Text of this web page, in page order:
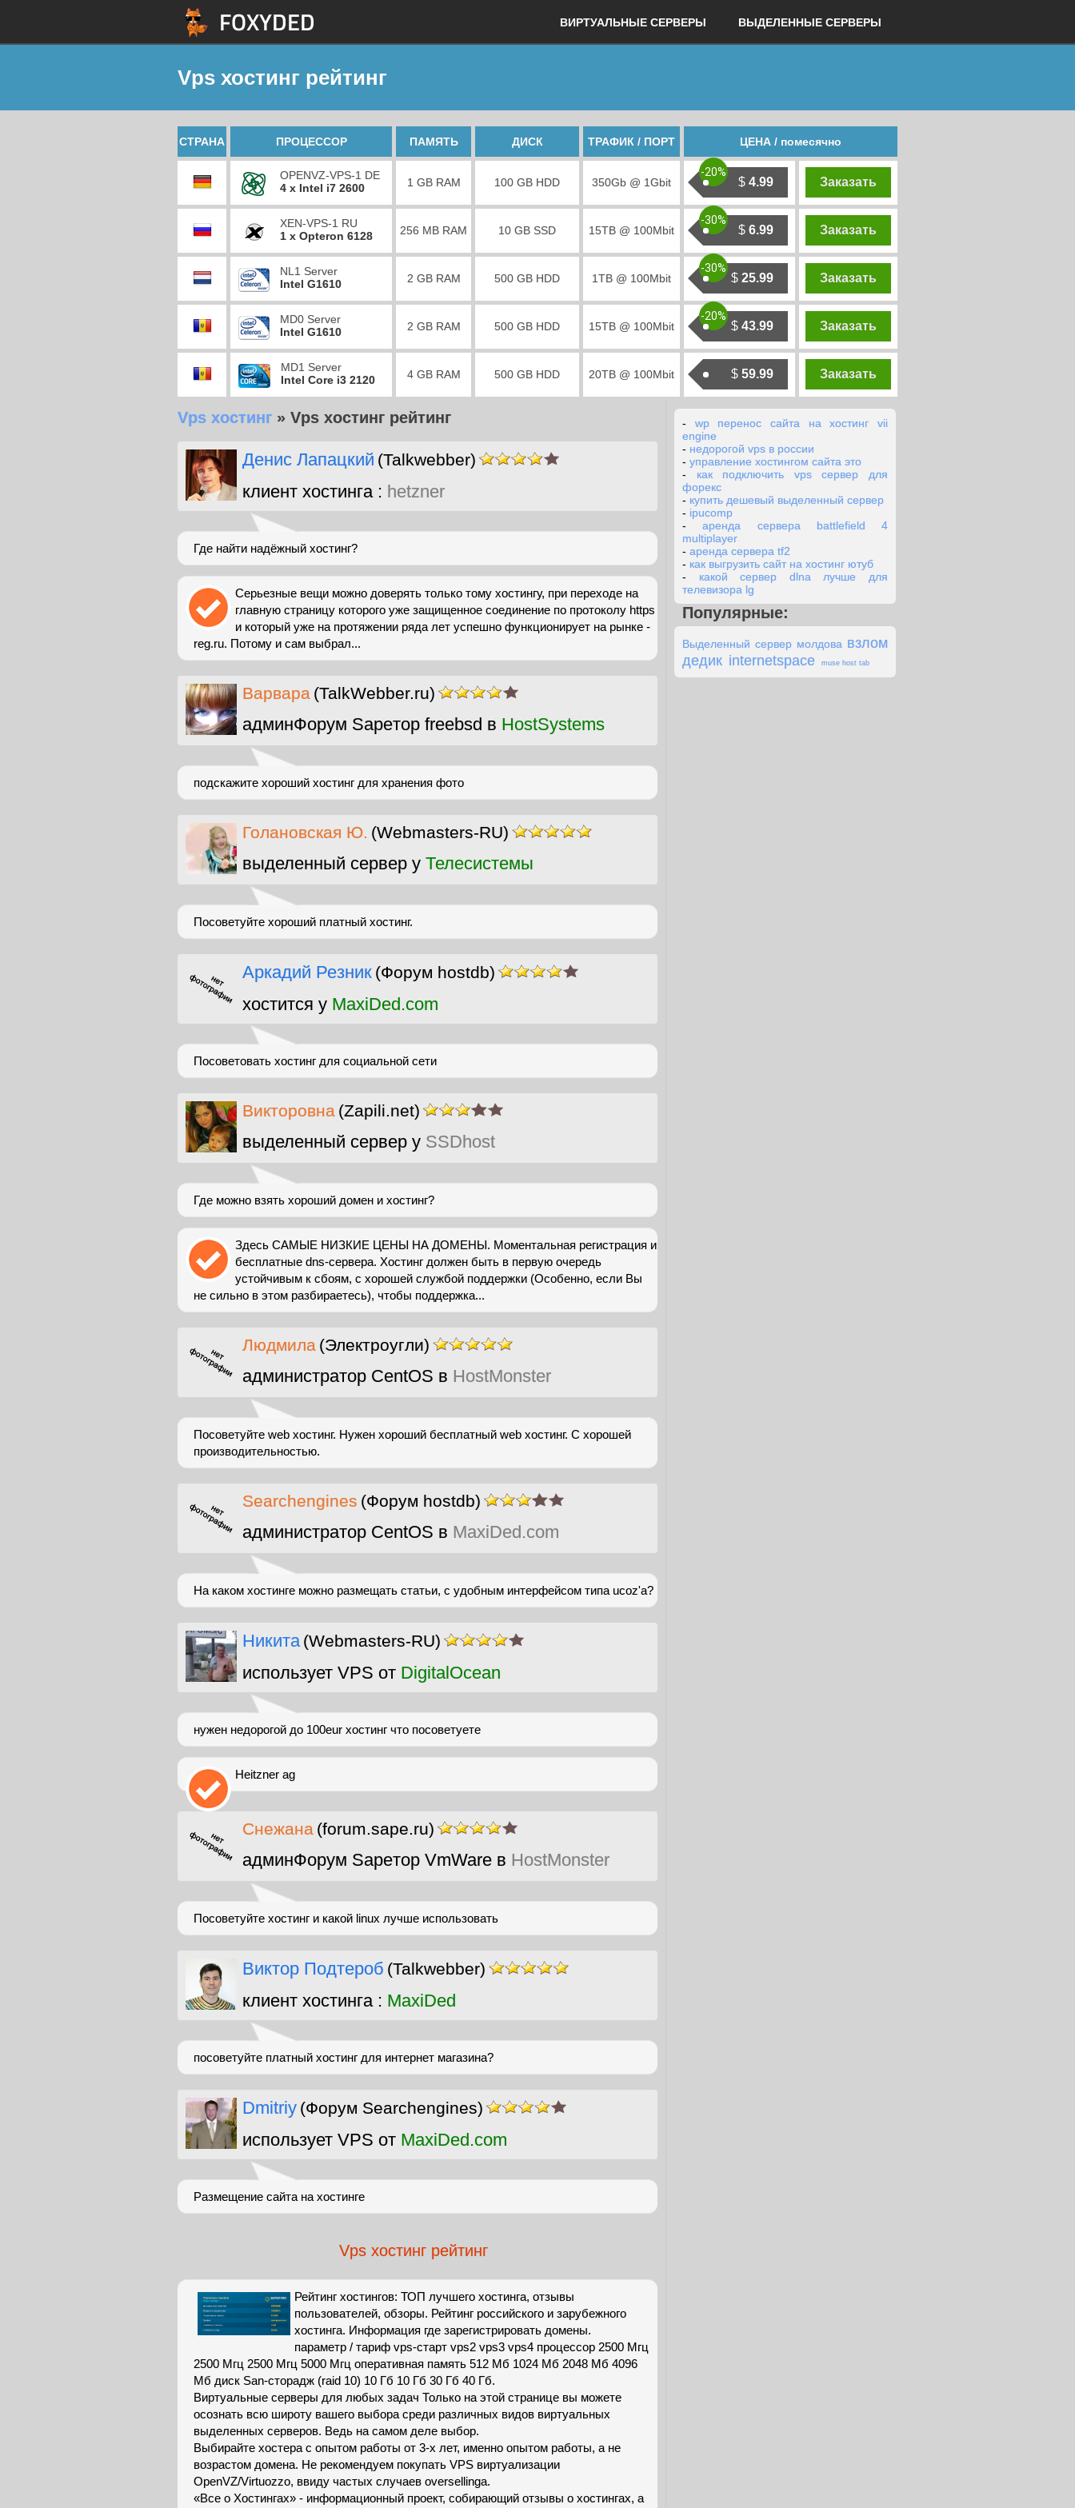
ВИРТУАЛЬНЫЕ СЕРВЕРЫ ВЫДЕЛЕННЫЕ СЕРВЕРЫ
Vps хостинг рейтинг
СТРАНА ПРОЦЕССОР ПАМЯТЬ ДИСК ТРАФИК / ПОРТ ЦЕНА / помесячно
OPENVZ-VPS-1 DE
4 x Intel i7 2600
1 GB RAM 100 GB HDD 350Gb @ 1Gbit $ 4.99
-20%
Заказать
XEN-VPS-1 RU
1 x Opteron 6128
256 MB RAM 10 GB SSD 15TB @ 100Mbit $ 6.99
-30%
Заказать
NL1 Server
Intel G1610
2 GB RAM 500 GB HDD 1TB @ 100Mbit $ 25.99
-30%
Заказать
MD0 Server
Intel G1610
2 GB RAM 500 GB HDD 15TB @ 100Mbit $ 43.99
-20%
Заказать
MD1 Server
Intel Core i3 2120
4 GB RAM 500 GB HDD 20TB @ 100Mbit $ 59.99 Заказать
Vps хостинг » Vps хостинг рейтинг
Денис Лапацкий (Talkwebber)
клиент хостинга : hetzner
Где найти надёжный хостинг?
Серьезные вещи можно доверять только тому хостингу, при переходе на
главную страницу которого уже защищенное соединение по протоколу https
и который уже на протяжении ряда лет успешно функционирует на рынке -
reg.ru. Потому и сам выбрал...
Варвара (TalkWebber.ru)
админФорум Sapeтор freebsd в HostSystems
подскажите хороший хостинг для хранения фото
Голановская Ю. (Webmasters-RU)
выделенный сервер у Телесистемы
Посоветуйте хороший платный хостинг.
Аркадий Резник (Форум hostdb)
хостится у MaxiDed.com
Посоветовать хостинг для социальной сети
Викторовна (Zapili.net)
выделенный сервер у SSDhost
Где можно взять хороший домен и хостинг?
Здесь САМЫЕ НИЗКИЕ ЦЕНЫ НА ДОМЕНЫ. Моментальная регистрация и
бесплатные dns-сервера. Хостинг должен быть в первую очередь
устойчивым к сбоям, с хорошей службой поддержки (Особенно, если Вы
не сильно в этом разбираетесь), чтобы поддержка...
Людмила (Электроугли)
администратор CentOS в HostMonster
Посоветуйте web хостинг. Нужен хороший бесплатный web хостинг. С хорошей
производительностью.
Searchengines (Форум hostdb)
администратор CentOS в MaxiDed.com
На каком хостинге можно размещать статьи, с удобным интерфейсом типа ucoz'a?
Никита (Webmasters-RU)
использует VPS от DigitalOcean
нужен недорогой до 100eur хостинг что посоветуете
Heitzner ag
Снежана (forum.sape.ru)
админФорум Sapeтор VmWare в HostMonster
Посоветуйте хостинг и какой linux лучше использовать
Виктор Подтероб (Talkwebber)
клиент хостинга : MaxiDed
посоветуйте платный хостинг для интернет магазина?
Dmitriy (Форум Searchengines)
использует VPS от MaxiDed.com
Размещение сайта на хостинге
Vps хостинг рейтинг
Рейтинг хостингов: ТОП лучшего хостинга, отзывы
пользователей, обзоры. Рейтинг российского и зарубежного
хостинга. Информация где зарегистрировать домены.
параметр / тариф vps-старт vps2 vps3 vps4 процессор 2500 Мгц
2500 Мгц 2500 Мгц 5000 Мгц оперативная память 512 Мб 1024 Мб 2048 Мб 4096
Мб диск San-сторадж (raid 10) 10 Гб 10 Гб 30 Гб 40 Гб.
Виртуальные серверы для любых задач Только на этой странице вы можете
осознать всю широту вашего выбора среди различных видов виртуальных
выделенных серверов. Ведь на самом деле выбор.
Выбирайте хостера с опытом работы от 3-х лет, именно опытом работы, а не
возрастом домена. Не рекомендуем покупать VPS виртуализации
OpenVZ/Virtuozzo, ввиду частых случаев oversellinga.
«Все о Хостингах» - информационный проект, собирающий отзывы о хостингах, а
- wp перенос сайта на хостинг vii
engine
- недорогой vps в россии
- управление хостингом сайта это
- как подключить vps сервер для
форекс
- купить дешевый выделенный сервер
- ipucomp
-аренда сервера battlefield 4
multiplayer
- аренда сервера tf2
- как выгрузить сайт на хостинг ютуб
- какой сервер dlna лучше для
телевизора lg
Популярные:
Выделенный сервер молдова взлом
дедик internetspace muse host tab